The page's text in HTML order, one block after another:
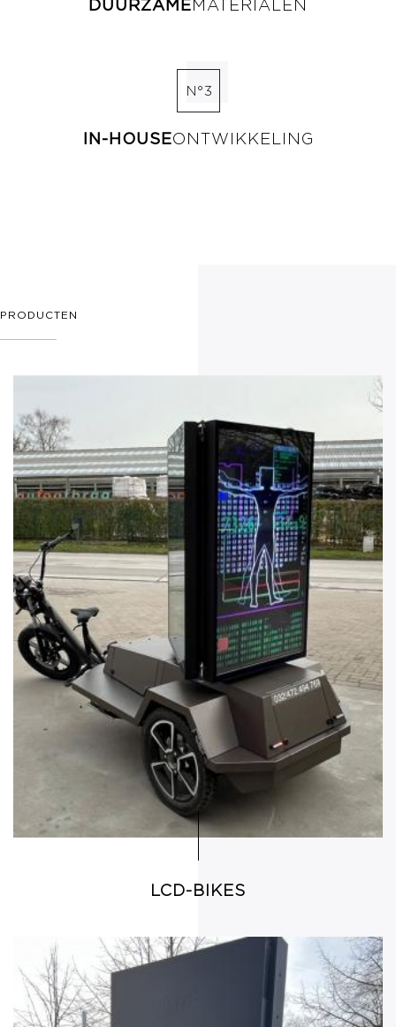
DUURZAME MATERIALEN
N°3
IN-HOUSEONTWIKKELING
PRODUCTEN
LCD-BIKES